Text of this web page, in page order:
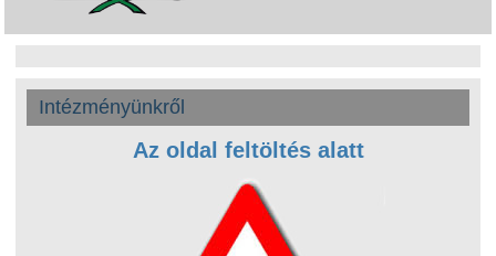
Intézményünkről
Az oldal feltöltés alatt